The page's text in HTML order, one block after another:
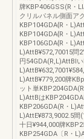
牌KBP406GSS(R・
クリルパネル側面ア
KBP104GDA{R・
KBP104GDA{R・
KBP106GDA{R・
L)AttB¥572,70015問
円54GDA(R,L)AttBI
L)AttB¥779,200牌
ット単
L)AttBは
KBP206GDA(R・
L)AttE¥873,9002.5間
十日¥944,000牌
KBP254GDA〔R・